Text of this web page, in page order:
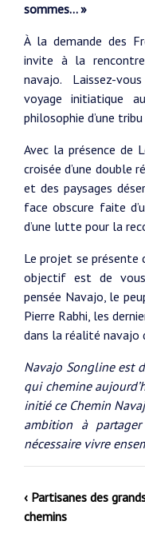
sommes… »
À la demande des
invite à la
navajo. Laissez-
voyage initiatique
philosophie d’une
Avec la présence de
croisée d’une double
et des paysages
face obscure faite
d’une lutte pour la
Le projet se présente
objectif est de
pensée Navajo, le
Pierre Rabhi, les
dans la réalité navajo
Navajo Songline est
qui chemine
initié ce Chemin
ambition à
nécessaire vivre
‹ Partisanes des
chemins